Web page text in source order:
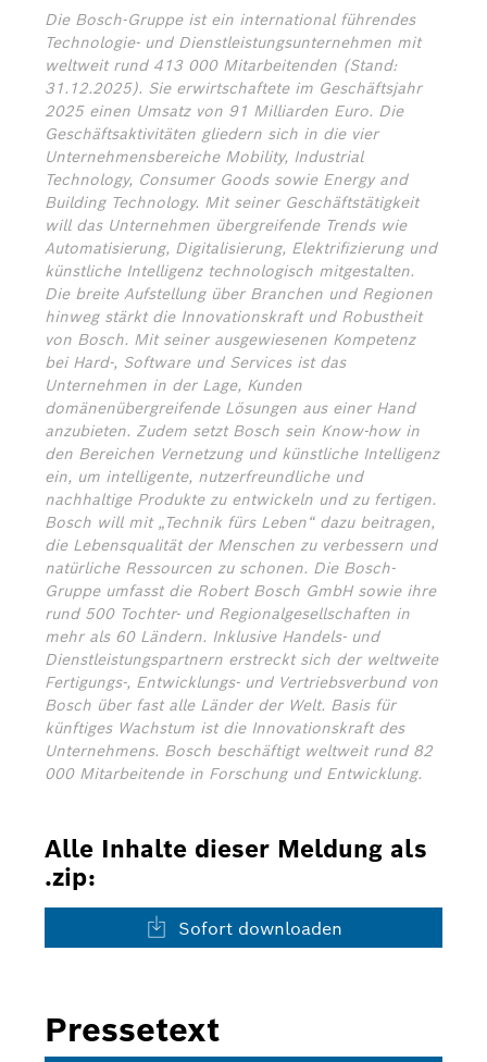
Die Bosch-Gruppe ist ein international führendes
Technologie- und Dienstleistungsunternehmen mit
weltweit rund 413 000 Mitarbeitenden (Stand:
31.12.2025). Sie erwirtschaftete im Geschäftsjahr
2025 einen Umsatz von 91 Milliarden Euro. Die
Geschäftsaktivitäten gliedern sich in die vier
Unternehmensbereiche Mobility, Industrial
Technology, Consumer Goods sowie Energy and
Building Technology. Mit seiner Geschäftstätigkeit
will das Unternehmen übergreifende Trends wie
Automatisierung, Digitalisierung, Elektrifizierung und
künstliche Intelligenz technologisch mitgestalten.
Die breite Aufstellung über Branchen und Regionen
hinweg stärkt die Innovationskraft und Robustheit
von Bosch. Mit seiner ausgewiesenen Kompetenz
bei Hard-, Software und Services ist das
Unternehmen in der Lage, Kunden
domänenübergreifende Lösungen aus einer Hand
anzubieten. Zudem setzt Bosch sein Know-how in
den Bereichen Vernetzung und künstliche Intelligenz
ein, um intelligente, nutzerfreundliche und
nachhaltige Produkte zu entwickeln und zu fertigen.
Bosch will mit „Technik fürs Leben“ dazu beitragen,
die Lebensqualität der Menschen zu verbessern und
natürliche Ressourcen zu schonen. Die Bosch-
Gruppe umfasst die Robert Bosch GmbH sowie ihre
rund 500 Tochter- und Regionalgesellschaften in
mehr als 60 Ländern. Inklusive Handels- und
Dienstleistungspartnern erstreckt sich der weltweite
Fertigungs-, Entwicklungs- und Vertriebsverbund von
Bosch über fast alle Länder der Welt. Basis für
künftiges Wachstum ist die Innovationskraft des
Unternehmens. Bosch beschäftigt weltweit rund 82
000 Mitarbeitende in Forschung und Entwicklung.
Alle Inhalte dieser Meldung als
.zip:
Sofort downloaden
Pressetext